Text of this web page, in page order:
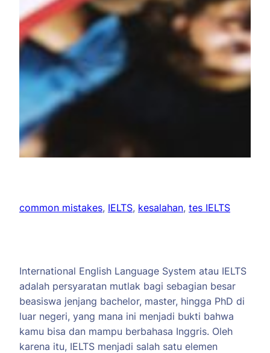
common mistakes, IELTS, kesalahan, tes IELTS
International English Language System atau IELTS
adalah persyaratan mutlak bagi sebagian besar
beasiswa jenjang bachelor, master, hingga PhD di
luar negeri, yang mana ini menjadi bukti bahwa
kamu bisa dan mampu berbahasa Inggris. Oleh
karena itu, IELTS menjadi salah satu elemen